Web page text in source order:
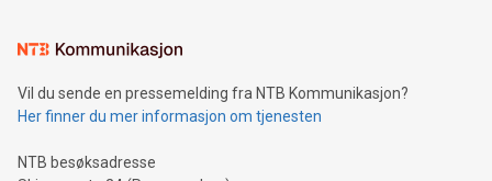
Vil du sende en pressemelding fra NTB Kommunikasjon?
Her finner du mer informasjon om tjenesten
NTB besøksadresse